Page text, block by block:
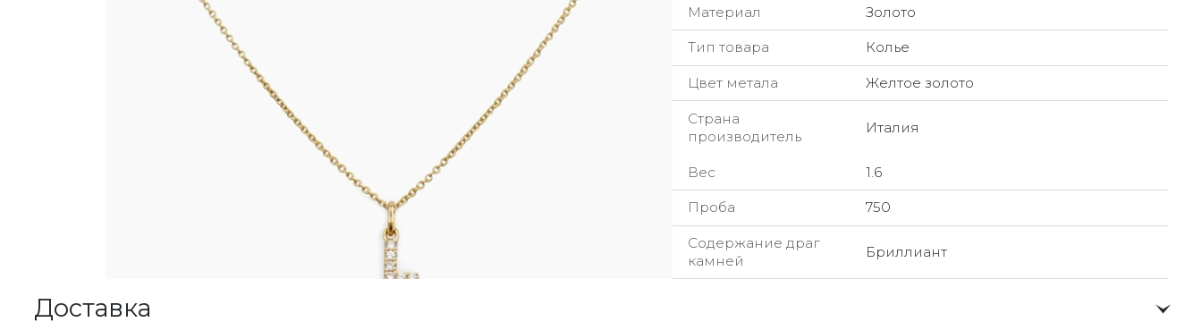
Материал Золото
Тип товара Колье
Цвет метала Желтое золото
Страна
производитель
Италия
Вес 1.6
Проба 750
Содержание драг
камней
Бриллиант
Доставка